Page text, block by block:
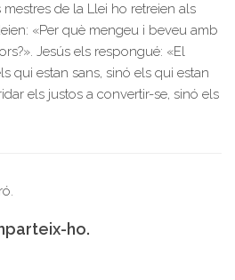
mestres de la Llei ho retreien als
«Per què mengeu i beveu amb
Jesús els respongué: «El
qui estan sans, sinó els qui estan
els justos a convertir-se, sinó els
ho.